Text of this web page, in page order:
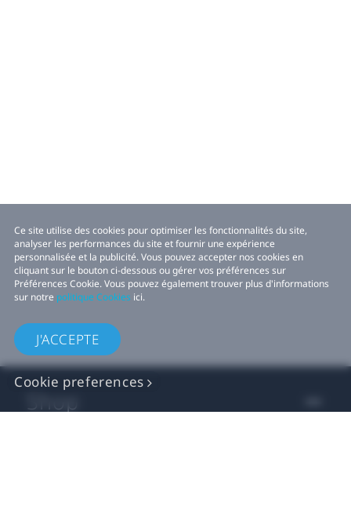
Ce site utilise des cookies pour optimiser les fonctionnalités du site,
analyser les performances du site et fournir une expérience
personnalisée et la publicité. Vous pouvez accepter nos cookies en
cliquant sur le bouton ci-dessous ou gérer vos préférences sur
Préférences Cookie. Vous pouvez également trouver plus d'informations
sur notre politique Cookies ici.
J'ACCEPTE
Cookie preferences
Shop